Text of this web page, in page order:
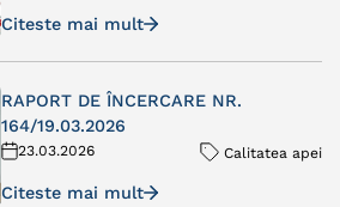
Citeste mai mult
RAPORT DE ÎNCERCARE NR.
164/19.03.2026
23.03.2026 Calitatea apei
Citeste mai mult